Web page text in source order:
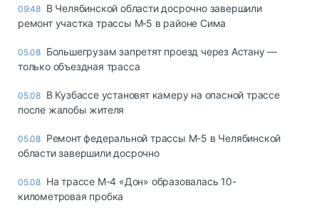
09:48 В Челябинской области досрочно завершили
ремонт участка трассы М‑5 в районе Сима
05.08 Большегрузам запретят проезд через Астану —
только объездная трасса
05.08 В Кузбассе установят камеру на опасной трассе
после жалобы жителя
05.08 Ремонт федеральной трассы М-5 в Челябинской
области завершили досрочно
05.08 На трассе М-4 «Дон» образовалась 10-
километровая пробка